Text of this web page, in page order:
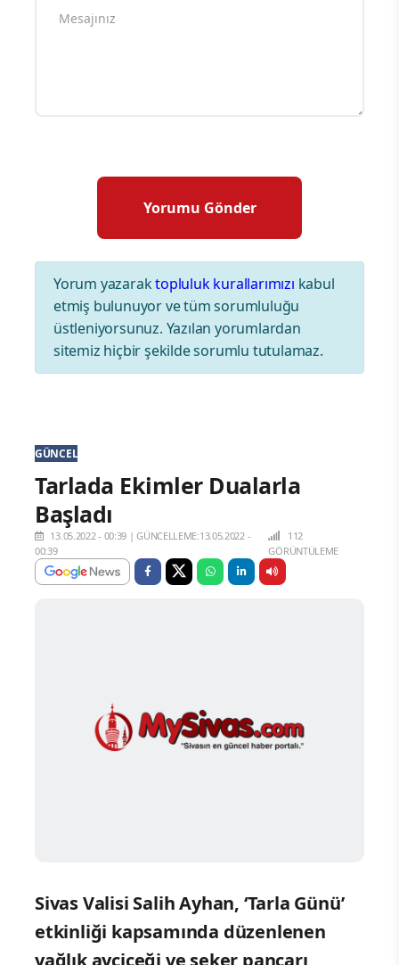
Yorum yazaraktopluluk kurallarımızı kabul
etmiş bulunuyor ve tüm sorumluluğu
üstleniyorsunuz. Yazılan yorumlardan
sitemiz hiçbir şekilde sorumlu tutulamaz.
GÜNCEL
Tarlada Ekimler Dualarla
Başladı
13.05.2022 - 00:39 |GÜNCELLEME:13.05.2022 -
00:39
112
GÖRÜNTÜLEME
Sivas Valisi Salih Ayhan, ‘Tarla Günü’
etkinliği kapsamında düzenlenen